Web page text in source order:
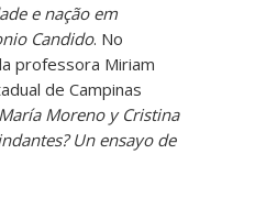
e nação em
Candido. No
professora Miriam
de Campinas
María Moreno y Cristina
Un ensayo de